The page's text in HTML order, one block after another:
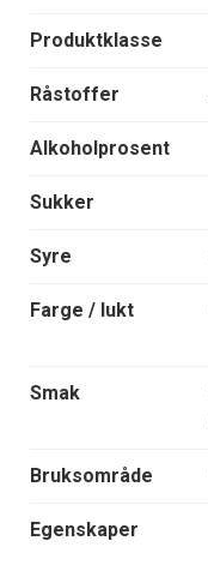
Produktklasse
Råstoffer
Alkoholprosent
Sukker
Syre
Farge / lukt
Smak
Bruksområde
Egenskaper